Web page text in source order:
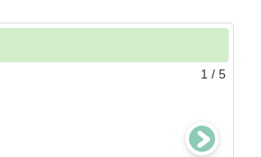
1 / 5